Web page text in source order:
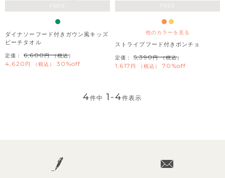
FREE
ダイナソーフード付きガウン風キッズ
ビーチタオル
定価： 6,600 （税込）
4,620 税込 30%off
FREE
他のカラーを見る
ストライプフード付きポンチョ
定価： 5,390 （税込）
1,617 税込 70%off
4件中 1 -4件表示